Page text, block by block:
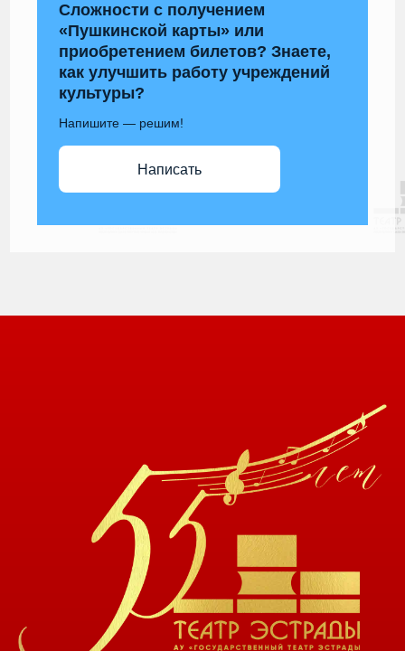
Сложности с получением
«Пушкинской карты» или
приобретением билетов? Знаете,
как улучшить работу учреждений
культуры?
Напишите — решим!
Написать